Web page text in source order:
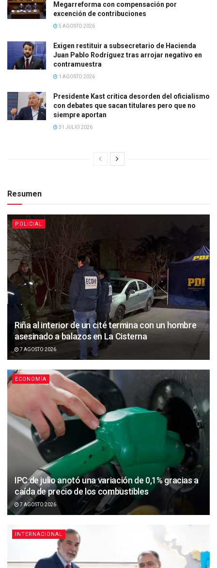
Megarreforma con compensación por
excención de contribuciones
5 AGOSTO 2026
Exigen restituir a subsecretario de Hacienda
Juan Pablo Rodríguez tras arrojar negativo en
contramuestra
1 AGOSTO 2026
Presidente Kast critica desorden del oficialismo
con debates que sacan titulares pero que no
siempre aportan
31 JULIO 2026
Resumen
POLICIAL
Riña al interior de un cité termina con un hombre
asesinado a balazos en La Cisterna
7 AGOSTO 2026
ECONOMÍA
IPC de julio anotó una variación de 0,1% gracias a
caída de precio de los combustibles
7 AGOSTO 2026
INTERNACIONAL